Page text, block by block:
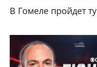
В Гомеле пройдет